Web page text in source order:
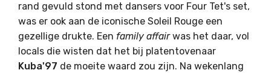
rand gevuld stond met dansers voor Four Tet's set,
was er ook aan de iconische Soleil Rouge een
gezellige drukte. Een family affairwas het daar, vol
locals die wisten dat het bij platentovenaar
Kuba'97 de moeite waard zou zijn. Na wekenlang